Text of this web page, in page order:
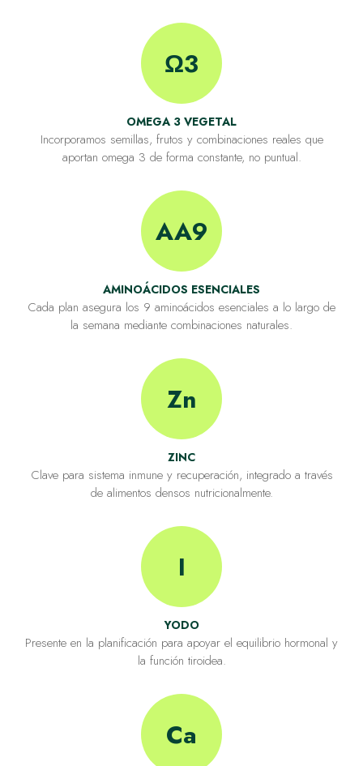
Ω3
OMEGA 3 VEGETAL
Incorporamos semillas, frutos y combinaciones reales que
aportan omega 3 de forma constante, no puntual.
AA9
AMINOÁCIDOS ESENCIALES
Cada plan asegura los 9 aminoácidos esenciales a lo largo de
la semana mediante combinaciones naturales.
Zn
ZINC
Clave para sistema inmune y recuperación, integrado a través
de alimentos densos nutricionalmente.
I
YODO
Presente en la planificación para apoyar el equilibrio hormonal y
la función tiroidea.
Ca